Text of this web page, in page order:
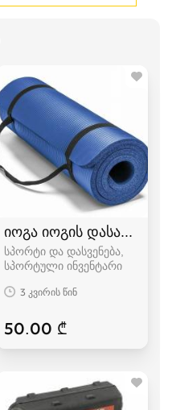
იოგა იოგის დასაფენი
სპორტი და დასვენება,
სპორტული ინვენტარი
3 კვირის წინ
50.00 ₾